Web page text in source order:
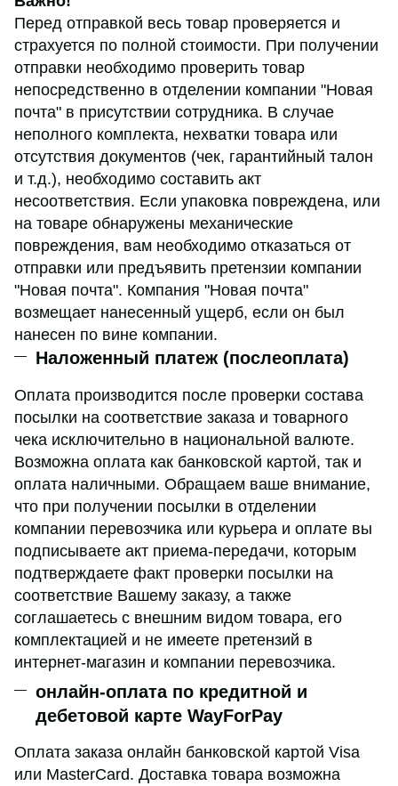
Перед отправкой весь товар проверяется и
страхуется по полной стоимости. При получении
отправки необходимо проверить товар
непосредственно в отделении компании "Новая
почта" в присутствии сотрудника. В случае
неполного комплекта, нехватки товара или
отсутствия документов (чек, гарантийный талон
и т.д.), необходимо составить акт
несоответствия. Если упаковка повреждена, или
на товаре обнаружены механические
повреждения, вам необходимо отказаться от
отправки или предъявить претензии компании
"Новая почта". Компания "Новая почта"
возмещает нанесенный ущерб, если он был
нанесен по вине компании.
Наложенный платеж (послеоплата)
Оплата производится после проверки состава
посылки на соответствие заказа и товарного
чека исключительно в национальной валюте.
Возможна оплата как банковской картой, так и
оплата наличными. Обращаем ваше внимание,
что при получении посылки в отделении
компании перевозчика или курьера и оплате вы
подписываете акт приема-передачи, которым
подтверждаете факт проверки посылки на
соответствие Вашему заказу, а также
соглашаетесь с внешним видом товара, его
комплектацией и не имеете претензий в
интернет-магазин и компании перевозчика.
онлайн-оплата по кредитной и
дебетовой карте WayForPay
Оплата заказа онлайн банковской картой Visa
или MasterCard. Доставка товара возможна